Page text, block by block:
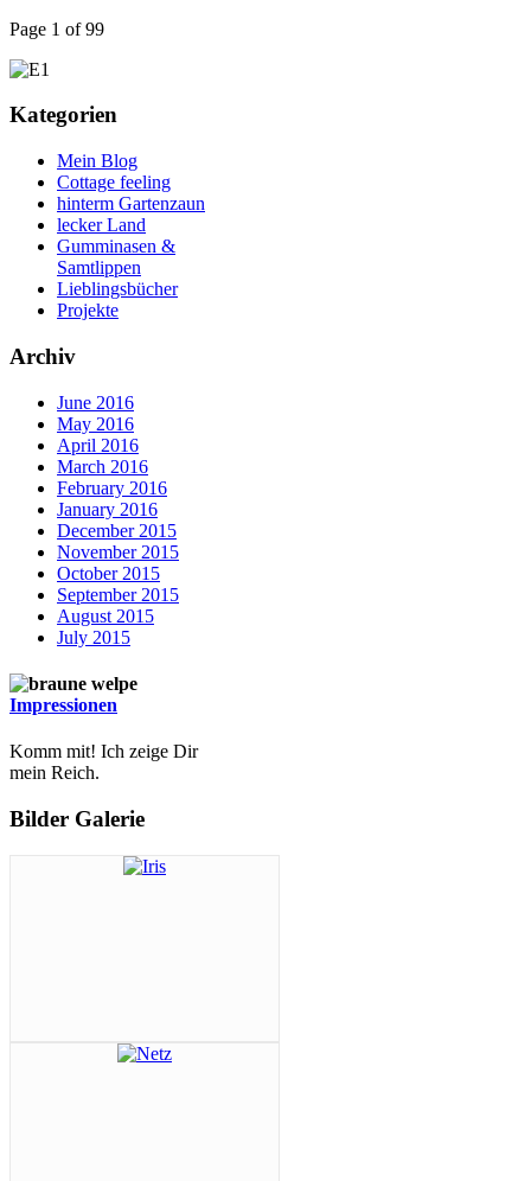
Page 1 of 99
Kategorien
Mein Blog
Cottage feeling
hinterm Gartenzaun
lecker Land
Gumminasen &
Samtlippen
Lieblingsbücher
Projekte
Archiv
June 2016
May 2016
April 2016
March 2016
February 2016
January 2016
December 2015
November 2015
October 2015
September 2015
August 2015
July 2015
Impressionen
Komm mit! Ich zeige Dir
mein Reich.
Bilder Galerie